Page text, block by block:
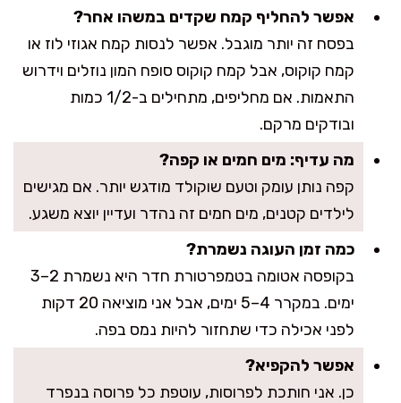
אפשר להחליף קמח שקדים במשהו אחר?
בפסח זה יותר מוגבל. אפשר לנסות קמח אגוזי לוז או
קמח קוקוס, אבל קמח קוקוס סופח המון נוזלים וידרוש
התאמות. אם מחליפים, מתחילים ב-1/2 כמות
ובודקים מרקם.
מה עדיף: מים חמים או קפה?
קפה נותן עומק וטעם שוקולד מודגש יותר. אם מגישים
לילדים קטנים, מים חמים זה נהדר ועדיין יוצא משגע.
כמה זמן העוגה נשמרת?
בקופסה אטומה בטמפרטורת חדר היא נשמרת 2–3
ימים. במקרר 4–5 ימים, אבל אני מוציאה 20 דקות
לפני אכילה כדי שתחזור להיות נמס בפה.
אפשר להקפיא?
כן. אני חותכת לפרוסות, עוטפת כל פרוסה בנפרד